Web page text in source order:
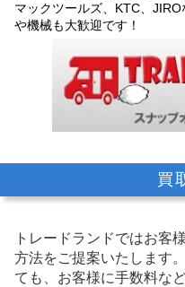
マックツールズ、KTC、
や機械も大歓迎です！
買
トレードランドではお客
方法をご提案いたします。
ても、お客様に手数料な